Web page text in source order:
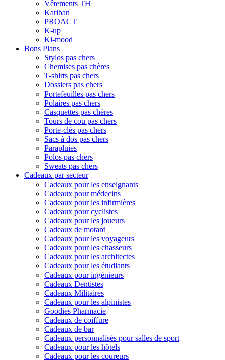
Vêtements TH
Kariban
PROACT
K-up
Ki-mood
Bons Plans
Stylos pas chers
Chemises pas chères
T-shirts pas chers
Dossiers pas chers
Portefeuilles pas chers
Polaires pas chers
Casquettes pas chères
Tours de cou pas chers
Porte-clés pas chers
Sacs à dos pas chers
Parapluies
Polos pas chers
Sweats pas chers
Cadeaux par secteur
Cadeaux pour les enseignants
Cadeaux pour médecins
Cadeaux pour les infirmières
Cadeaux pour cyclistes
Cadeaux pour les joueurs
Cadeaux de motard
Cadeaux pour les voyageurs
Cadeaux pour les chasseurs
Cadeaux pour les architectes
Cadeaux pour les étudiants
Cadeaux pour ingénieurs
Cadeaux Dentistes
Cadeaux Militaires
Cadeaux pour les alpinistes
Goodies Pharmacie
Cadeaux de coiffure
Cadeaux de bar
Cadeaux personnalisés pour salles de sport
Cadeaux pour les hôtels
Cadeaux pour les coureurs